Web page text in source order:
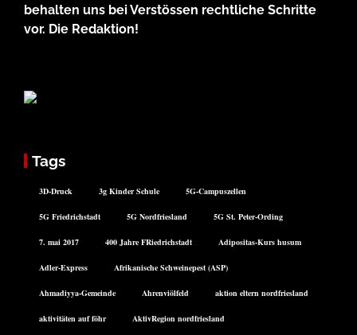
behalten uns bei Verstössen rechtliche Schritte
vor. Die Redaktion!
Tags
3D-Druck 3g Kinder Schule 5G-Campuszellen
5G Friedrichstadt 5G Nordfriesland 5G St. Peter-Ording
7. mai 2017 400 Jahre FRiedrichstadt Adipositas-Kurs husum
Adler-Express Afrikanische Schweinepest (ASP)
Ahmadiyya-Gemeinde Ahrenviölfeld aktion eltern nordfriesland
aktivitäten auf föhr AktivRegion nordfriesland